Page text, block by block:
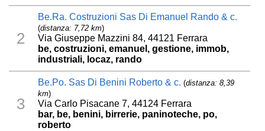
2
Be.Ra. Costruzioni Sas Di Emanuel Rando & c.
(distanza: 7,72 km)
Via Giuseppe Mazzini 84, 44121 Ferrara
be, costruzioni, emanuel, gestione, immob,
industriali, locaz, rando
3
Be.Po. Sas Di Benini Roberto & c. (distanza: 8,39
km)
Via Carlo Pisacane 7, 44124 Ferrara
bar, be, benini, birrerie, paninoteche, po,
roberto